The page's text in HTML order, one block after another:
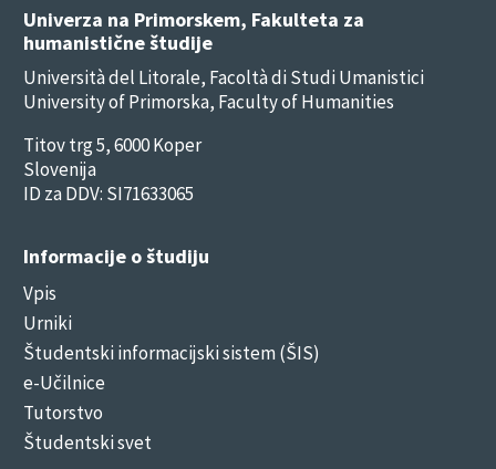
Univerza na Primorskem, Fakulteta za
humanistične študije
Università del Litorale, Facoltà di Studi Umanistici
University of Primorska, Faculty of Humanities
Titov trg 5, 6000 Koper
Slovenija
ID za DDV: SI71633065
Informacije o študiju
Vpis
Urniki
Študentski informacijski sistem (ŠIS)
e-Učilnice
Tutorstvo
Študentski svet